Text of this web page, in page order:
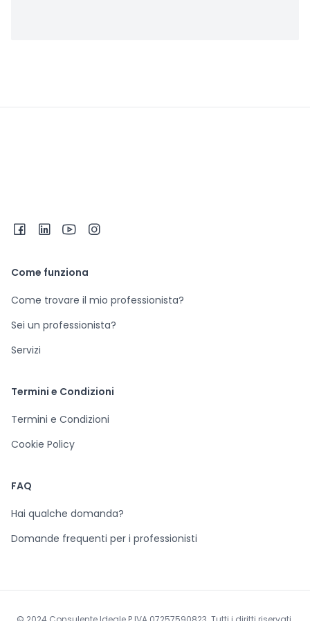
Come funziona
Come trovare il mio professionista?
Sei un professionista?
Servizi
Termini e Condizioni
Termini e Condizioni
Cookie Policy
FAQ
Hai qualche domanda?
Domande frequenti per i professionisti